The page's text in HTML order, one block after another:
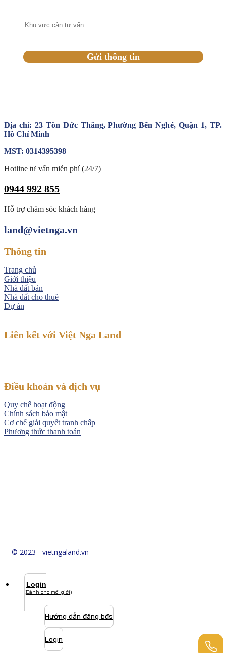
Địa chỉ: 23 Tôn Đức Thắng, Phường Bến Nghé, Quận 1, TP.
Hồ Chí Minh
MST: 0314395398
Hotline tư vấn miễn phí (24/7)
0944 992 855
Hỗ trợ chăm sóc khách hàng
land@vietnga.vn
Thông tin
Trang chủ
Giới thiệu
Nhà đất bán
Nhà đất cho thuê
Dự án
Liên kết với Việt Nga Land
Điều khoản và dịch vụ
Quy chế hoạt động
Chính sách bảo mật
Cơ chế giải quyết tranh chấp
Phương thức thanh toán
© 2023 - vietngaland.vn
Login
(Dành cho môi giới)
Hướng dẫn đăng bđs
Login